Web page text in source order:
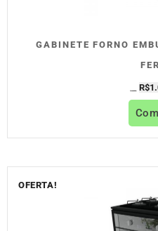
GABINETE FORNO
R$
OFERTA!